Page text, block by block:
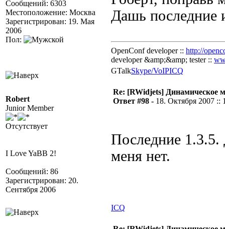
Сообщений: 6303
Местоположение: Москва
Зарегистрирован: 19. Мая
2006
Пол:
Дашь последние
OpenConf developer :: http://
developer &amp;&amp; tester ::
GTalkSkype/VoIPICQ
Robert
Junior Member
Отсутствует
I Love YaBB 2!
Сообщений: 86
Зарегистрирован: 20.
Сентября 2006
Re: [RWidjets] Динамическое
Ответ #98 - 18. Октября 2007 ::
Последние 1.3.5.
меня нет.
ICQ